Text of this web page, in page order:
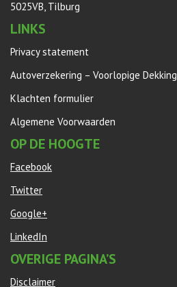
5025VB, Tilburg
LINKS
Privacy statement
Autoverzekering – Voorlopige Dekking
Klachten formulier
Algemene Voorwaarden
OP DE HOOGTE
Facebook
Twitter
Google+
LinkedIn
OVERIGE PAGINA’S
Disclaimer